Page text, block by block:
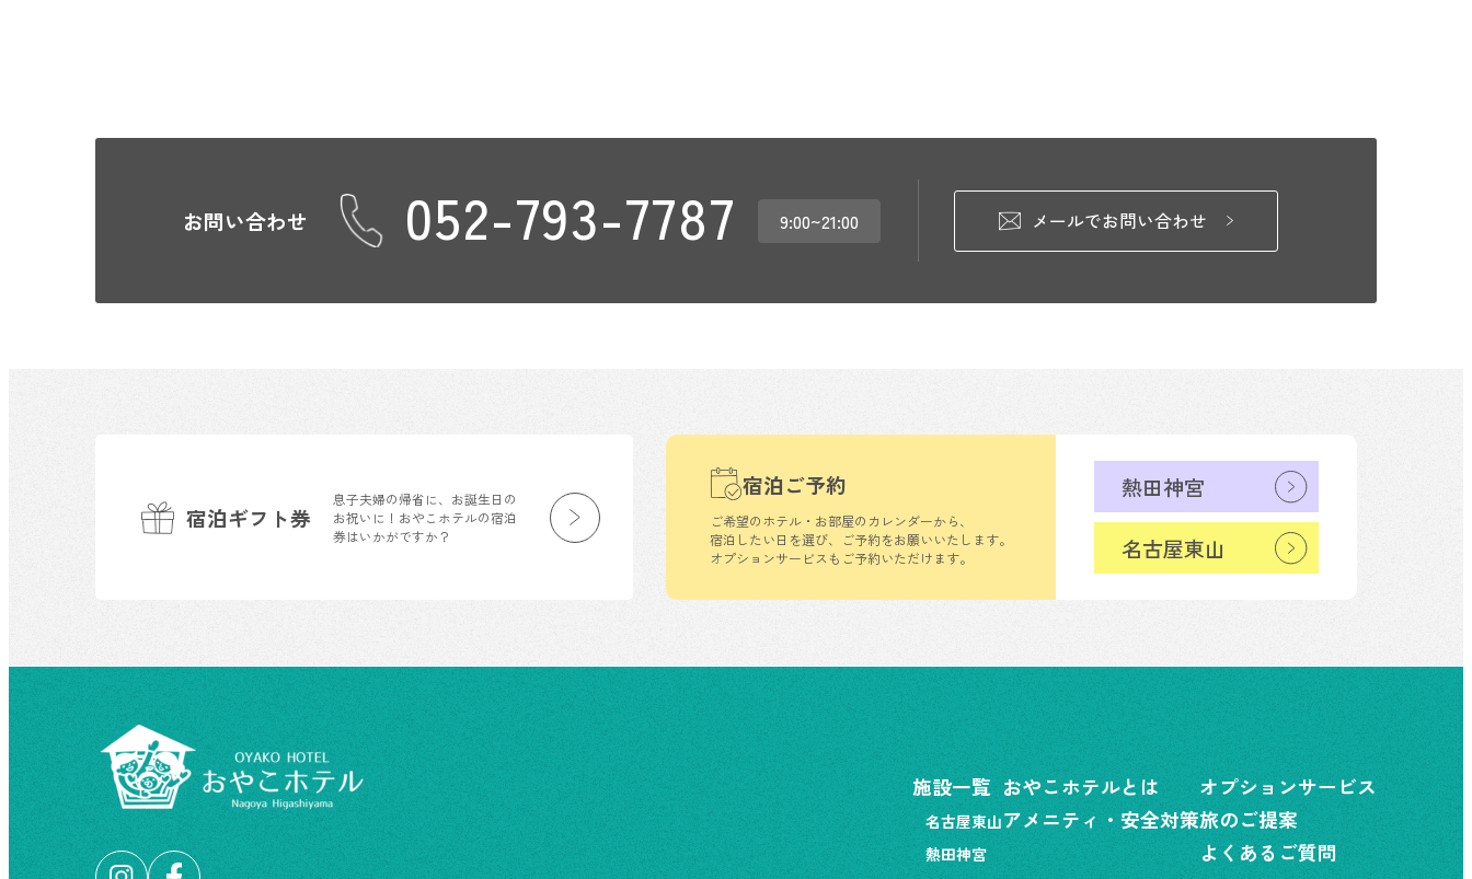
お問い合わせ 052-793-7787 9:00~21:00 メールでお問い合わせ
宿泊ギフト券
息子夫婦の帰省に、お誕生日の
お祝いに！おやこホテルの宿泊
券はいかがですか？
宿泊ご予約
ご希望のホテル・お部屋のカレンダーから、
宿泊したい日を選び、ご予約をお願いいたします。
オプションサービスもご予約いただけます。
熱田神宮
名古屋東山
施設一覧
名古屋東山
熱田神宮
おやこホテルとは
アメニティ・安全対策
オプションサービス
旅のご提案
よくあるご質問